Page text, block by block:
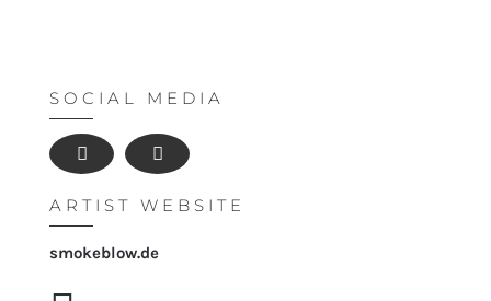
SOCIAL MEDIA
ARTIST WEBSITE
smokeblow.de